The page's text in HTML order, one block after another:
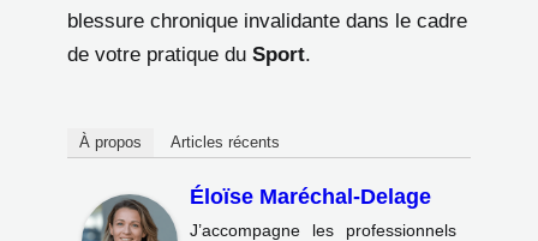
blessure chronique invalidante dans le cadre
de votre pratique du Sport.
À propos Articles récents
Éloïse Maréchal-Delage
J’accompagne les professionnels